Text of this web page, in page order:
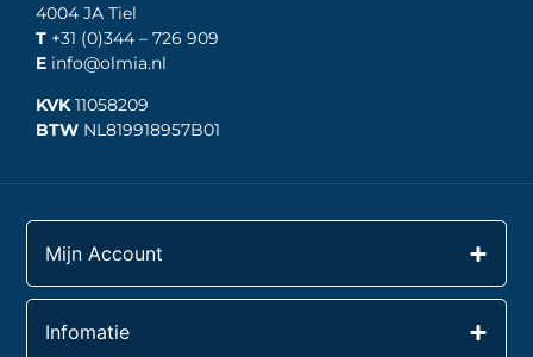
4004 JA Tiel
T +31 (0)344 – 726 909
E info@olmia.nl
KVK11058209
BTW NL819918957B01
Mijn Account
Infomatie